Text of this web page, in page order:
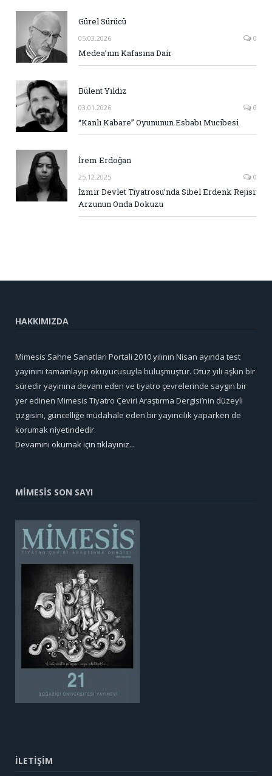
Gürel Sürücü
05.03.2026 0
Medea’nın Kafasına Dair
Bülent Yıldız
03.01.2026 0
“Kanlı Kabare” Oyununun Esbabı Mucibesi
İrem Erdoğan
25.12.2025 0
İzmir Devlet Tiyatrosu’nda Sibel Erdenk Rejisi:
Arzunun Onda Dokuzu
HAKKIMIZDA
Mimesis Sahne Sanatları Portali 2010 yılının Nisan ayında test
yayınını tamamlayıp okuyucusuyla buluşmuştur. Otuz yılı aşkın bir
süredir yayınına devam eden ve tiyatro çevrelerinde saygın bir
yer edinen Mimesis Tiyatro Çeviri Araştırma Dergisi’nin düzeyli
çizgisini, güncelliğe müdahale eden bir yayıncılık yaparken de
korumak niyetindedir.
Devamını okumak için tıklayınız...
MİMESİS SON SAYI
İLETİŞİM